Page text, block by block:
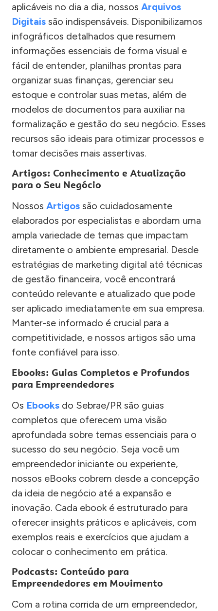
aplicáveis no dia a dia, nossos Arquivos
Digitais são indispensáveis. Disponibilizamos
infográficos detalhados que resumem
informações essenciais de forma visual e
fácil de entender, planilhas prontas para
organizar suas finanças, gerenciar seu
estoque e controlar suas metas, além de
modelos de documentos para auxiliar na
formalização e gestão do seu negócio. Esses
recursos são ideais para otimizar processos e
tomar decisões mais assertivas.
Artigos: Conhecimento e Atualização
para o Seu Negócio
Nossos Artigos são cuidadosamente
elaborados por especialistas e abordam uma
ampla variedade de temas que impactam
diretamente o ambiente empresarial. Desde
estratégias de marketing digital até técnicas
de gestão financeira, você encontrará
conteúdo relevante e atualizado que pode
ser aplicado imediatamente em sua empresa.
Manter-se informado é crucial para a
competitividade, e nossos artigos são uma
fonte confiável para isso.
Ebooks: Guias Completos e Profundos
para Empreendedores
Os Ebooks do Sebrae/PR são guias
completos que oferecem uma visão
aprofundada sobre temas essenciais para o
sucesso do seu negócio. Seja você um
empreendedor iniciante ou experiente,
nossos eBooks cobrem desde a concepção
da ideia de negócio até a expansão e
inovação. Cada ebook é estruturado para
oferecer insights práticos e aplicáveis, com
exemplos reais e exercícios que ajudam a
colocar o conhecimento em prática.
Podcasts: Conteúdo para
Empreendedores em Movimento
Com a rotina corrida de um empreendedor,